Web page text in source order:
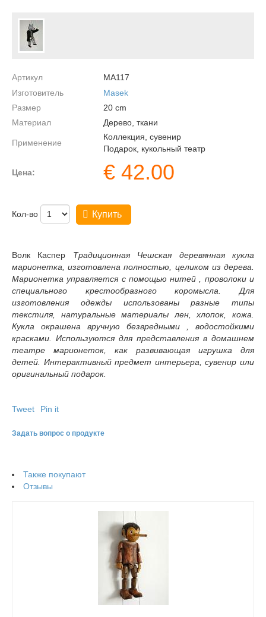
Артикул
MA117
Изготовитель
Masek
Размер
20 cm
Материал
Дерево, ткани
Применение
Коллекция, сувенир
Подарок, кукольный театр
Цена: € 42.00
Кол-во Купить
Волк Каспер Традиционная Чешская деревянная кукла
марионетка, изготовлена полностью, целиком из дерева.
Марионетка управляется с помощью нитей , проволоки и
специального крестообразного коромысла. Для
изготовления одежды использованы разные типы
текстиля, натуральные материалы лен, хлопок, кожа.
Кукла окрашена вручную безвредными , водостойкими
красками. Используются для представления в домашнем
театре марионеток, как развивающая игрушка для
детей. Интерактивный предмет интерьера, сувенир или
оригинальный подарок.
Tweet Pin it
Задать вопрос о продукте
Также покупают
Отзывы